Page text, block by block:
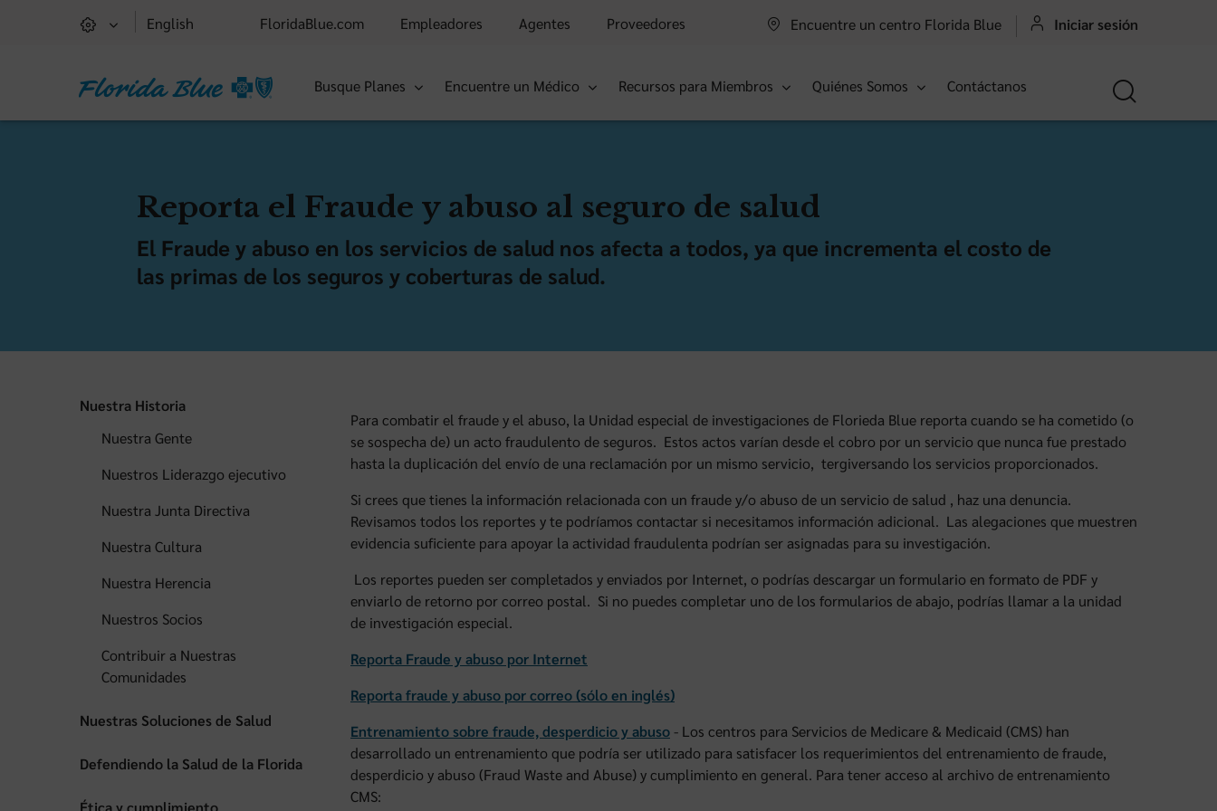
English FloridaBlue.com Empleadores Agentes Proveedores Encuentre un centro Florida Blue Iniciar sesión
Busque Planes Encuentre un Médico Recursos para Miembros Quiénes Somos Contáctanos
Reporta el Fraude y abuso al seguro de salud
El Fraude y abuso en los servicios de salud nos afecta a todos, ya que incrementa el costo de
las primas de los seguros y coberturas de salud.
Nuestra Historia
Nuestra Gente
Nuestros Liderazgo ejecutivo
Nuestra Junta Directiva
Nuestra Cultura
Nuestra Herencia
Nuestros Socios
Contribuir a Nuestras
Comunidades
Nuestras Soluciones de Salud
Defendiendo la Salud de la Florida
Ética y cumplimiento
Para combatir el fraude y el abuso, la Unidad especial de investigaciones de Florieda Blue reporta cuando se ha cometido (o
se sospecha de) un acto fraudulento de seguros. Estos actos varían desde el cobro por un servicio que nunca fue prestado
hasta la duplicación del envío de una reclamación por un mismo servicio, tergiversando los servicios proporcionados.
Si crees que tienes la información relacionada con un fraude y/o abuso de un servicio de salud , haz una denuncia.
Revisamos todos los reportes y te podríamos contactar si necesitamos información adicional. Las alegaciones que muestren
evidencia suficiente para apoyar la actividad fraudulenta podrían ser asignadas para su investigación.
Los reportes pueden ser completados y enviados por Internet, o podrías descargar un formulario en formato de PDF y
enviarlo de retorno por correo postal. Si no puedes completar uno de los formularios de abajo, podrías llamar a la unidad
de investigación especial.
Reporta Fraude y abuso por Internet
Reporta fraude y abuso por correo (sólo en inglés)
Entrenamiento sobre fraude, desperdicio y abuso- Los centros para Servicios de Medicare & Medicaid (CMS) han
desarrollado un entrenamiento que podría ser utilizado para satisfacer los requerimientos del entrenamiento de fraude,
desperdicio y abuso (Fraud Waste and Abuse) y cumplimiento en general. Para tener acceso al archivo de entrenamiento
CMS: